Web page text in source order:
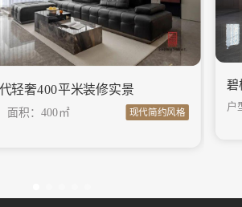
轻奢400平米装修实景
面积： 400㎡ 现代简约风格
碧
户